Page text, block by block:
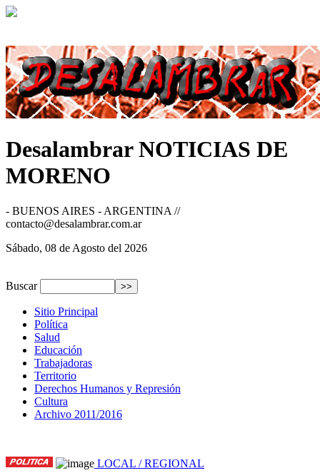
DesalambrarNOTICIAS DE
MORENO
- BUENOS AIRES - ARGENTINA //
contacto@desalambrar.com.ar
Sábado, 08 de Agosto del 2026
Buscar
Sitio Principal
Política
Salud
Educación
Trabajadoras
Territorio
Derechos Humanos y Represión
Cultura
Archivo 2011/2016
LOCAL / REGIONAL